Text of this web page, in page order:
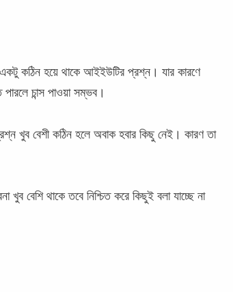
একটু কঠিন হয়ে থাকে আইইউটির প্রশ্ন। যার কারণে
চান্স পাওয়া সম্ভব।
খুব বেশী কঠিন হলে অবাক হবার কিছু নেই। কারণ তা
বেশি থাকে তবে নিশ্চিত করে কিছুই বলা যাচ্ছে না